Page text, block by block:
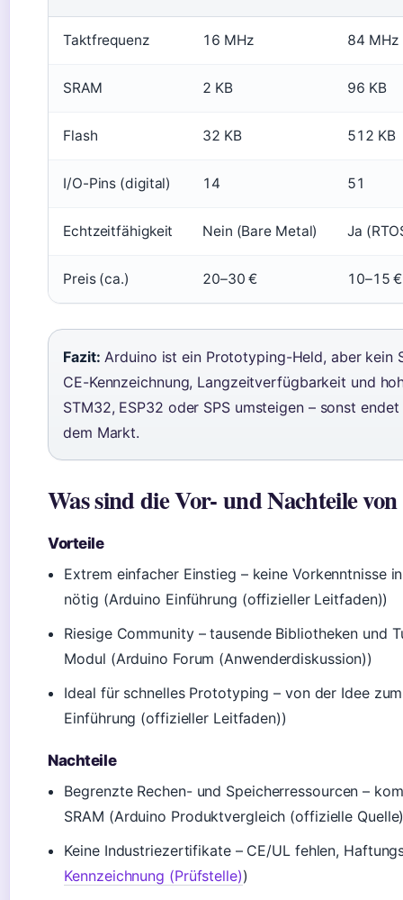
Taktfrequenz 16 MHz 84 MHz
SRAM 2 KB 96 KB
Flash 32 KB 512 KB
I/O-Pins (digital) 14 51
Echtzeitfähigkeit Nein (Bare Metal) Ja
Preis (ca.) 20–30 € 10–15 €
Fazit: Arduino ist ein Prototyping-Held, aber kein
CE-Kennzeichnung, Langzeitverfügbarkeit und
STM32, ESP32 oder SPS umsteigen – sonst
dem Markt.
Was sind die Vor- und Nachteile
Vorteile
Extrem einfacher Einstieg – keine Vorkenntnisse
nötig (Arduino Einführung (offizieller Leitfaden))
Riesige Community – tausende Bibliotheken und
Modul (Arduino Forum (Anwenderdiskussion))
Ideal für schnelles Prototyping – von der Idee
Einführung (offizieller Leitfaden))
Nachteile
Begrenzte Rechen- und Speicherressourcen –
SRAM (Arduino Produktvergleich (offizielle
Keine Industriezertifikate – CE/UL fehlen,
Kennzeichnung (Prüfstelle))